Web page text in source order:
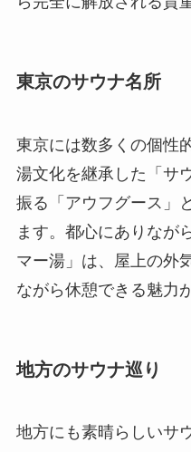
東京のサウナ名所
東京には数多くの個性
湯文化を継承した「サ
振る「アウフグース」
ます。都心にありなが
マー湯」は、屋上の外
ながら休憩できる魅力
地方のサウナ巡り
地方にも素晴らしいサ